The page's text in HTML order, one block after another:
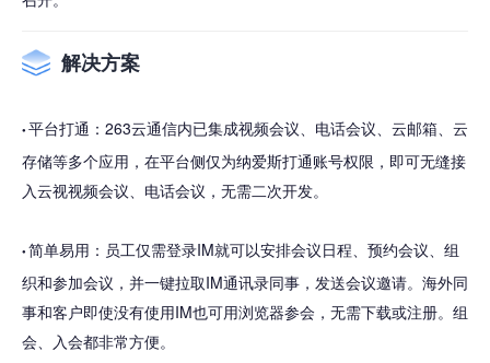
解决方案
● 平台打通：263云通信内已集成视频会议、电话会议、云邮箱、云
存储等多个应用，在平台侧仅为纳爱斯打通账号权限，即可无缝接
入云视视频会议、电话会议，无需二次开发。
● 简单易用：员工仅需登录IM就可以安排会议日程、预约会议、组
织和参加会议，并一键拉取IM通讯录同事，发送会议邀请。海外同
事和客户即使没有使用IM也可用浏览器参会，无需下载或注册。组
会、入会都非常方便。